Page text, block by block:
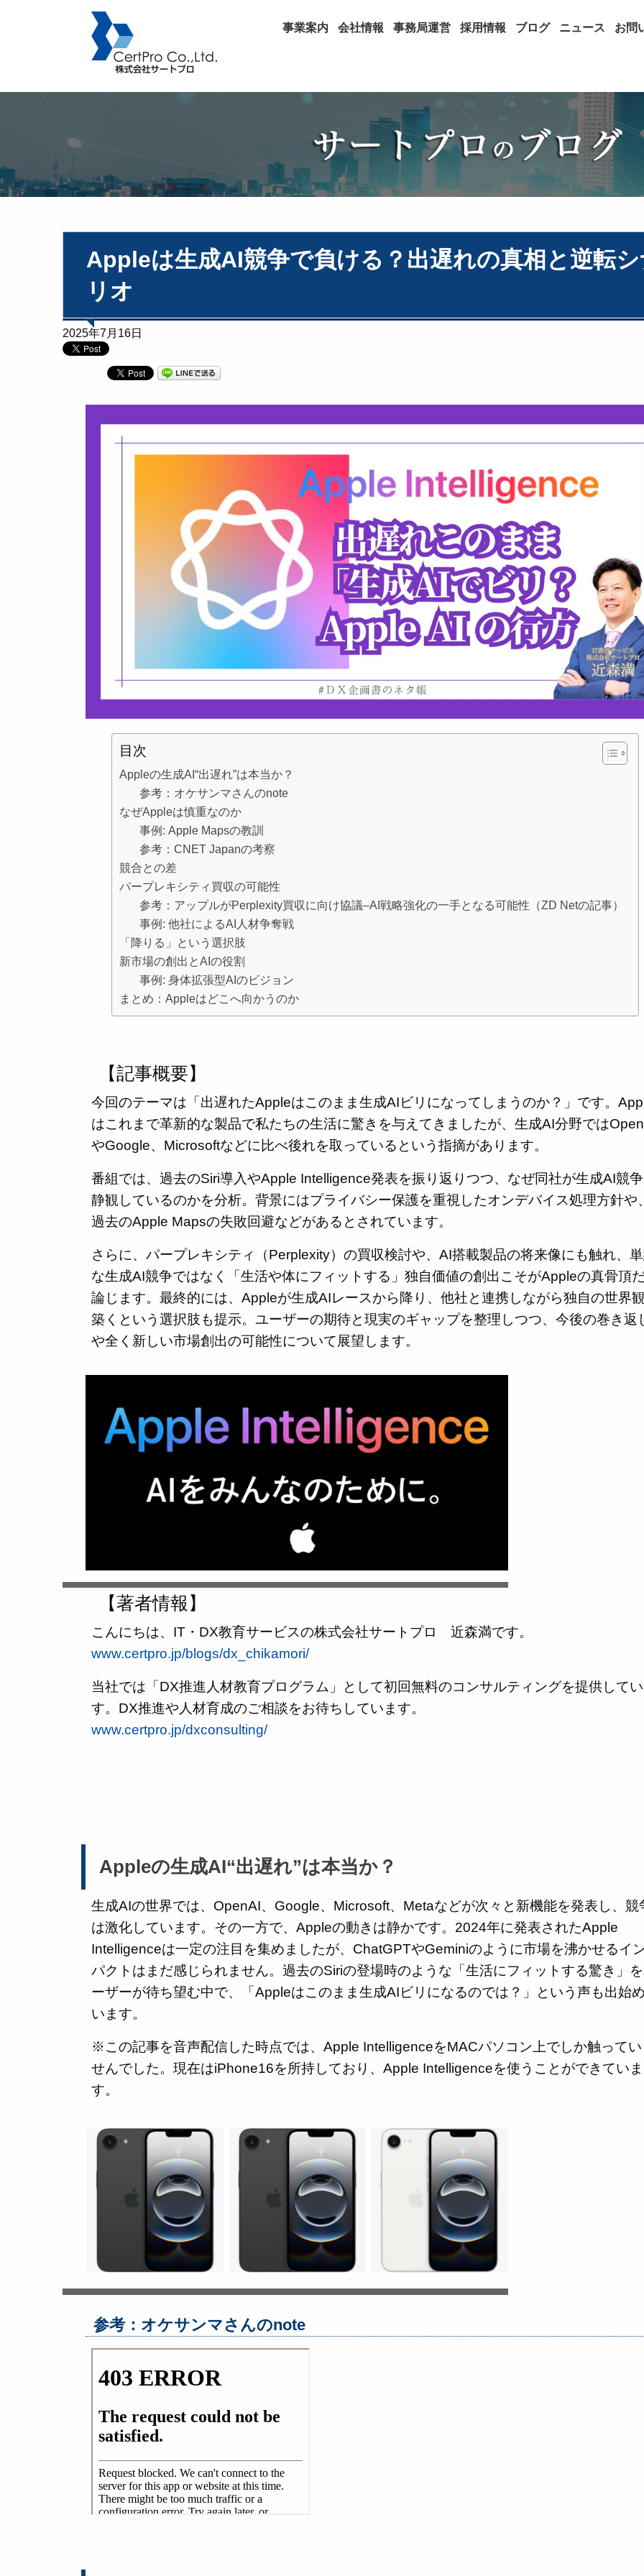
事業案内 会社情報 事務局運営 採用情報 ブログ ニュース お問
Appleは生成AI競争で負ける？出遅れの真相と逆転
リオ
2025年7月16日
目次
Appleの生成AI“出遅れ”は本当か？
参考：オケサンマさんのnote
なぜAppleは慎重なのか
事例: Apple Mapsの教訓
参考：CNET Japanの考察
競合との差
パープレキシティ買収の可能性
参考：アップルがPerplexity買収に向け協議–AI戦略強化の一手となる可能性（ZD Netの記事）
事例: 他社によるAI人材争奪戦
「降りる」という選択肢
新市場の創出とAIの役割
事例: 身体拡張型AIのビジョン
まとめ：Appleはどこへ向かうのか
【記事概要】
今回のテーマは「出遅れたAppleはこのまま生成AIビリになってしまうのか？」です。
はこれまで革新的な製品で私たちの生活に驚きを与えてきましたが、生成AI分野では
やGoogle、Microsoftなどに比べ後れを取っているという指摘があります。
番組では、過去のSiri導入やApple Intelligence発表を振り返りつつ、なぜ同社が生成AI競
静観しているのかを分析。背景にはプライバシー保護を重視したオンデバイス処理方針や
過去のApple Mapsの失敗回避などがあるとされています。
さらに、パープレキシティ（Perplexity）の買収検討や、AI搭載製品の将来像にも触れ、
な生成AI競争ではなく「生活や体にフィットする」独自価値の創出こそがAppleの真骨頂
論じます。最終的には、Appleが生成AIレースから降り、他社と連携しながら独自の世界
築くという選択肢も提示。ユーザーの期待と現実のギャップを整理しつつ、今後の巻き返
や全く新しい市場創出の可能性について展望します。
【著者情報】
こんにちは、IT・DX教育サービスの株式会社サートプロ 近森満です。
www.certpro.jp/blogs/dx_chikamori/
当社では「DX推進人材教育プログラム」として初回無料のコンサルティングを提供して
す。DX推進や人材育成のご相談をお待ちしています。
www.certpro.jp/dxconsulting/
Appleの生成AI“出遅れ”は本当か？
生成AIの世界では、OpenAI、Google、Microsoft、Metaなどが次々と新機能を発表し、競
は激化しています。その一方で、Appleの動きは静かです。2024年に発表されたApple
Intelligenceは一定の注目を集めましたが、ChatGPTやGeminiのように市場を沸かせるイ
パクトはまだ感じられません。過去のSiriの登場時のような「生活にフィットする驚き」
ーザーが待ち望む中で、「Appleはこのまま生成AIビリになるのでは？」という声も出始
います。
※この記事を音声配信した時点では、Apple IntelligenceをMACパソコン上でしか触って
せんでした。現在はiPhone16を所持しており、Apple Intelligenceを使うことができていま
す。
参考：オケサンマさんのnote